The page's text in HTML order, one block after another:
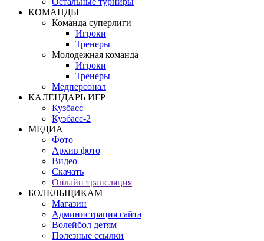
КОМАНДЫ
Команда суперлиги
Игроки
Тренеры
Молодежная команда
Игроки
Тренеры
Медперсонал
КАЛЕНДАРЬ ИГР
Кузбасс
Кузбасс-2
МЕДИА
Фото
Архив фото
Видео
Скачать
Онлайн трансляция
БОЛЕЛЬЩИКАМ
Магазин
Администрация сайта
Волейбол детям
Полезные ссылки